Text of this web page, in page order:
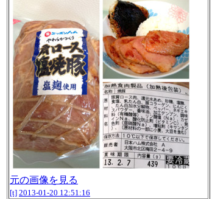
元の画像を見る
[t] 2013-01-20 12:51:16